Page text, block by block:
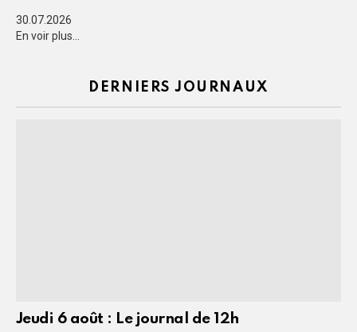
30.07.2026
En voir plus...
DERNIERS JOURNAUX
Jeudi 6 août : Le journal de 12h